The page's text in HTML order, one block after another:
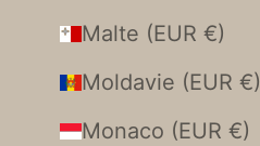
Malte (EUR €)
Moldavie (EUR €)
Monaco (EUR €)